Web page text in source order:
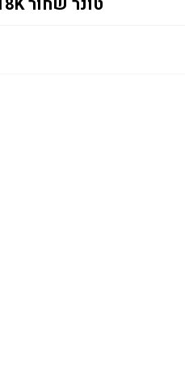
טונר שחור HP 213Y W2130Y 18K